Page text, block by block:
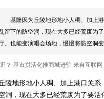
基隆因为丘陵地形地小人稠、加上
留下的防空洞，现在大多已经荒废为
、也能变演唱会场地，慢慢将防空洞
？ 基市拼活化推商城进驻 来自互联
陵地形地小人稠、加上港口关
洞，现在大多已经荒废为了要